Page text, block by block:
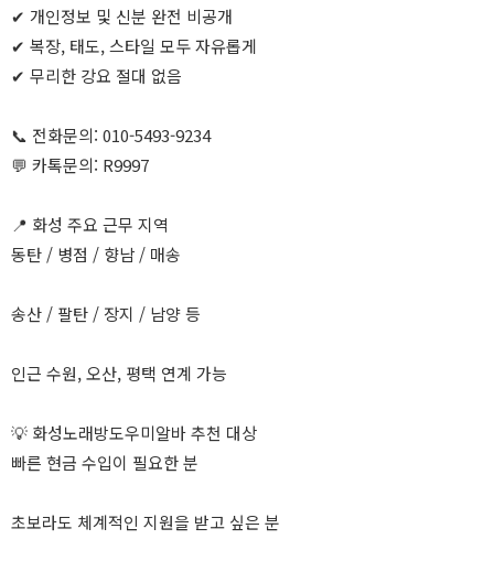
✔ 개인정보 및 신분 완전 비공개
✔ 복장, 태도, 스타일 모두 자유롭게
✔ 무리한 강요 절대 없음
📞 전화문의: 010-5493-9234
💬 카톡문의: R9997
📍 화성 주요 근무 지역
동탄 / 병점 / 향남 / 매송
송산 / 팔탄 / 장지 / 남양 등
인근 수원, 오산, 평택 연계 가능
💡 화성노래방도우미알바 추천 대상
빠른 현금 수입이 필요한 분
초보라도 체계적인 지원을 받고 싶은 분